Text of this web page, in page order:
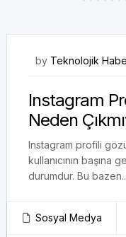
by Teknolojik
Instagram
Neden
Instagram profili
kullanıcının
durumdur. Bu
Sosyal Medya